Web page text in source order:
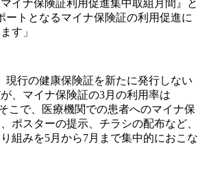
マイナ保険証利用促進集中取組月間』と
ートとなるマイナ保険証の利用促進に
す」
行の健康保険証を新たに発行しない
、マイナ保険証の3月の利用率は
こで、医療機関での患者へのマイナ保
ポスターの提示、チラシの配布など、
組みを5月から7月まで集中的におこな